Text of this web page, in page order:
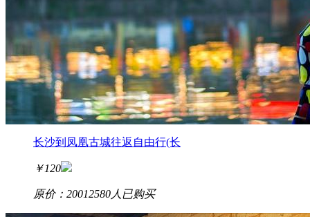
长沙到凤凰古城往返自由行(长
￥120
原价：20012580 人已购买